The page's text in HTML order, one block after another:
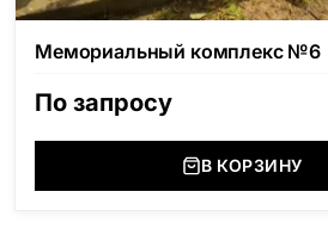
Мемориальный комплекс №6
По запросу
В КОРЗИНУ